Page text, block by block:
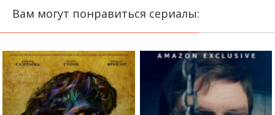
Вам могут понравиться сериалы: